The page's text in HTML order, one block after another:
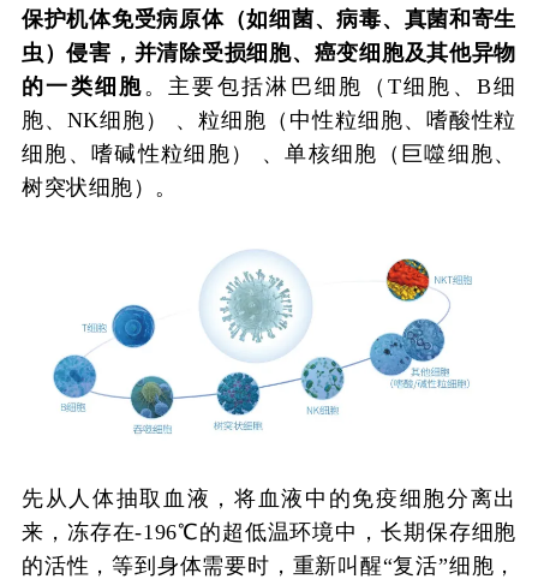
保护机体免受病原体（如细菌、病毒、真菌和寄生
虫）侵害，并清除受损细胞、癌变细胞及其他异物
的一类细胞。主要包括淋巴细胞（T细胞、B细
胞、NK细胞） 、粒细胞（中性粒细胞、嗜酸性粒
细胞、嗜碱性粒细胞） 、单核细胞（巨噬细胞、
树突状细胞）。
先从人体抽取血液，将血液中的免疫细胞分离出
来，冻存在-196℃的超低温环境中，长期保存细胞
的活性，等到身体需要时，重新叫醒“复活”细胞，